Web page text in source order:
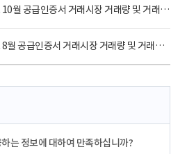
2021년도 10월 공급인증서 거래시장 거래량 및 거래금액
2021년도 8월 공급인증서 거래시장 거래량 및 거래금액
는 정보에 대하여 만족하십니까?